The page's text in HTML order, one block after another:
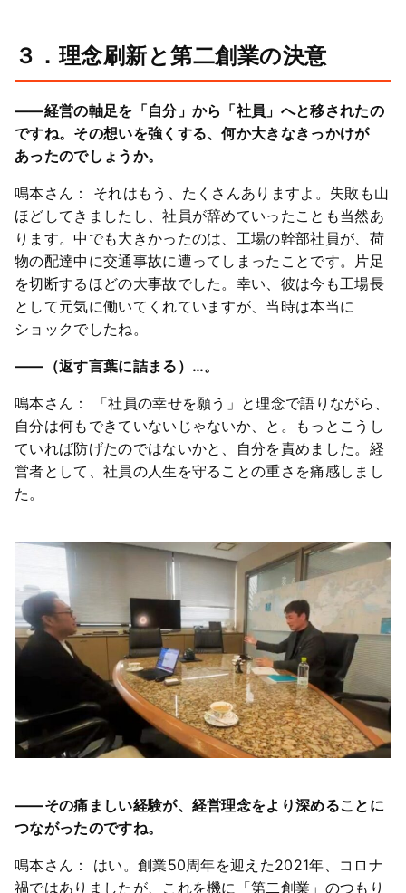
３．理念刷新と第二創業の決意
――経営の軸足を「自分」から「社員」へと移されたの
ですね。その想いを強くする、何か大きなきっかけが
あったのでしょうか。
鳴本さん： それはもう、たくさんありますよ。失敗も山
ほどしてきましたし、社員が辞めていったことも当然あ
ります。中でも大きかったのは、工場の幹部社員が、荷
物の配達中に交通事故に遭ってしまったことです。片足
を切断するほどの大事故でした。幸い、彼は今も工場長
として元気に働いてくれていますが、当時は本当に
ショックでしたね。
――（返す言葉に詰まる）…。
鳴本さん： 「社員の幸せを願う」と理念で語りながら、
自分は何もできていないじゃないか、と。もっとこうし
ていれば防げたのではないかと、自分を責めました。経
営者として、社員の人生を守ることの重さを痛感しまし
た。
――その痛ましい経験が、経営理念をより深めることに
つながったのですね。
鳴本さん： はい。創業50周年を迎えた2021年、コロナ
禍ではありましたが、これを機に「第二創業」のつもり